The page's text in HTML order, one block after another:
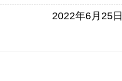
2022年6月25